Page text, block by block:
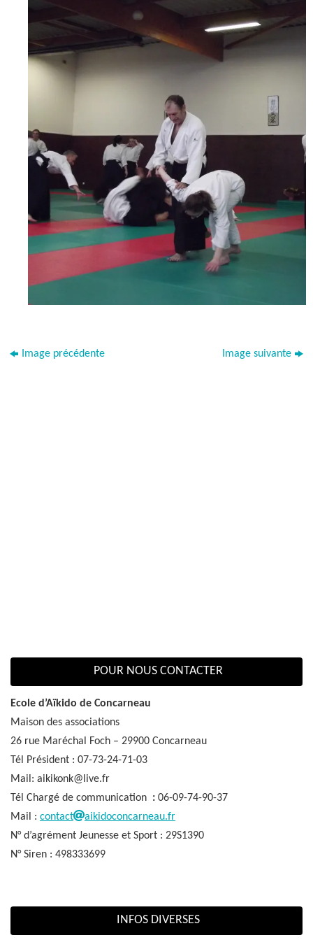
Image précédente Image suivante
POUR NOUS CONTACTER
Ecole d’Aïkido de Concarneau
Maison des associations
26 rue Maréchal Foch – 29900 Concarneau
Tél Président : 07-73-24-71-03
Mail: aikikonk@live.fr
Tél Chargé de communication : 06-09-74-90-37
Mail : contact
aikidoconcarneau.fr
N° d’agrément Jeunesse et Sport : 29S1390
N° Siren : 498333699
INFOS DIVERSES